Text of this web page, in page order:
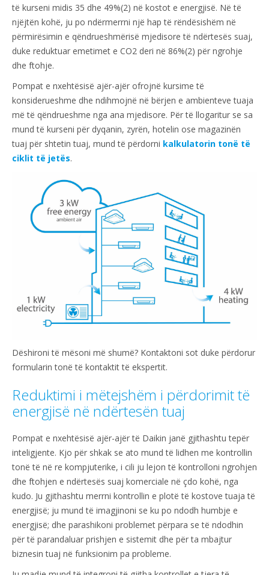
të kurseni midis 35 dhe 49%(2) në kostot e energjisë. Në të
njëjtën kohë, ju po ndërmerrni një hap të rëndësishëm në
përmirësimin e qëndrueshmërisë mjedisore të ndërtesës suaj,
duke reduktuar emetimet e CO2 deri në 86%(2) për ngrohje
dhe ftohje.
Pompat e nxehtësisë ajër-ajër ofrojnë kursime të
konsiderueshme dhe ndihmojnë në bërjen e ambienteve tuaja
më të qëndrueshme nga ana mjedisore. Për të llogaritur se sa
mund të kurseni për dyqanin, zyrën, hotelin ose magazinën
tuaj për shtetin tuaj, mund të përdorni kalkulatorin tonë të
ciklit të jetës.
Dëshironi të mësoni më shumë? Kontaktoni sot duke përdorur
formularin tonë të kontaktit të ekspertit.
Reduktimi i mëtejshëm i përdorimit të
energjisë në ndërtesën tuaj
Pompat e nxehtësisë ajër-ajër të Daikin janë gjithashtu tepër
inteligjente. Kjo për shkak se ato mund të lidhen me kontrollin
tonë të në re kompjuterike, i cili ju lejon të kontrolloni ngrohjen
dhe ftohjen e ndërtesës suaj komerciale në çdo kohë, nga
kudo. Ju gjithashtu merrni kontrollin e plotë të kostove tuaja të
energjisë; ju mund të imagjinoni se ku po ndodh humbje e
energjisë; dhe parashikoni problemet përpara se të ndodhin
për të parandaluar prishjen e sistemit dhe për ta mbajtur
biznesin tuaj në funksionim pa probleme.